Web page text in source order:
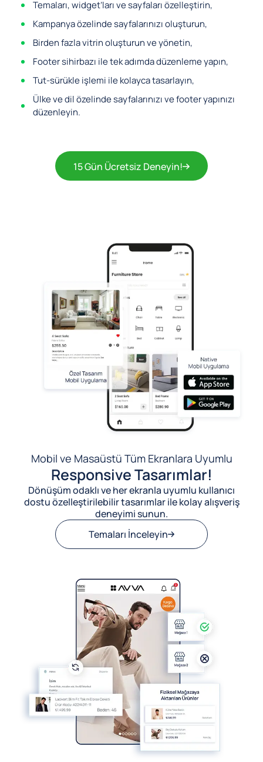
Temaları, widget’ları ve sayfaları özelleştirin,
Kampanya özelinde sayfalarınızı oluşturun,
Birden fazla vitrin oluşturun ve yönetin,
Footer sihirbazı ile tek adımda düzenleme yapın,
Tut-sürükle işlemi ile kolayca tasarlayın,
Ülke ve dil özelinde sayfalarınızı ve footer yapınızı
düzenleyin.
15 Gün Ücretsiz Deneyin!
Mobil ve Masaüstü Tüm Ekranlara Uyumlu
Responsive Tasarımlar!
Dönüşüm odaklı ve her ekranla uyumlu kullanıcı
dostu özelleştirilebilir tasarımlar ile kolay alışveriş
deneyimi sunun.
Temaları İnceleyin